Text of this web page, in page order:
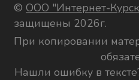
© ООО "Интернет-
защищены 2026г.
При копировании
Нашли ошибку в